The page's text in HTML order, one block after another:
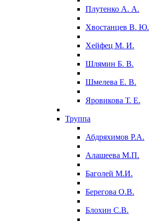
Плутенко А. А.
Хвостанцев В. Ю.
Хейфец М. И.
Шлямин Б. В.
Шмелева Е. В.
Яровикова Т. Е.
Труппа
Абдряхимов Р.А.
Алашеева М.П.
Баголей М.И.
Берегова О.В.
Блохин С.В.